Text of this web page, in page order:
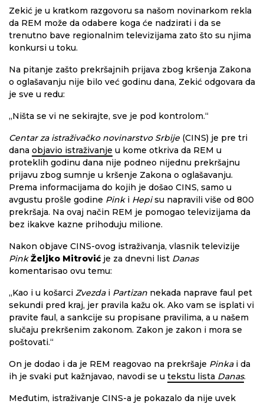
Zekić je u kratkom razgovoru sa našom novinarkom rekla
da REM može da odabere koga će nadzirati i da se
trenutno bave regionalnim televizijama zato što su njima
konkursi u toku.
Na pitanje zašto prekršajnih prijava zbog kršenja Zakona
o oglašavanju nije bilo već godinu dana, Zekić odgovara da
je sve u redu:
„Ništa se vi ne sekirajte, sve je pod kontrolom.“
Centar za istraživačko novinarstvo Srbije (CINS) je pre tri
dana objavio istraživanje u kome otkriva da REM u
proteklih godinu dana nije podneo nijednu prekršajnu
prijavu zbog sumnje u kršenje Zakona o oglašavanju.
Prema informacijama do kojih je došao CINS, samo u
avgustu prošle godine Pinki Hepisu napravili više od 800
prekršaja. Na ovaj način REM je pomogao televizijama da
bez ikakve kazne prihoduju milione.
Nakon objave CINS-ovog istraživanja, vlasnik televizije
Pink Željko Mitrović je za dnevni list Danas
komentarisao ovu temu:
„Kao i u košarci Zvezdai Partizan nekada naprave faul pet
sekundi pred kraj, jer pravila kažu ok. Ako vam se isplati vi
pravite faul, a sankcije su propisane pravilima, a u našem
slučaju prekršenim zakonom. Zakon je zakon i mora se
poštovati.“
On je dodao i da je REM reagovao na prekršaje Pinkai da
ih je svaki put kažnjavao, navodi se u tekstu lista Danas.
Međutim, istraživanje CINS-a je pokazalo da nije uvek